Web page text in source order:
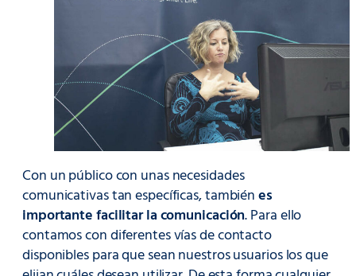
Con un público con unas necesidades
comunicativas tan específicas, tambiénes
importante facilitar la comunicación. Para ello
contamos con diferentes vías de contacto
disponibles para que sean nuestros usuarios los que